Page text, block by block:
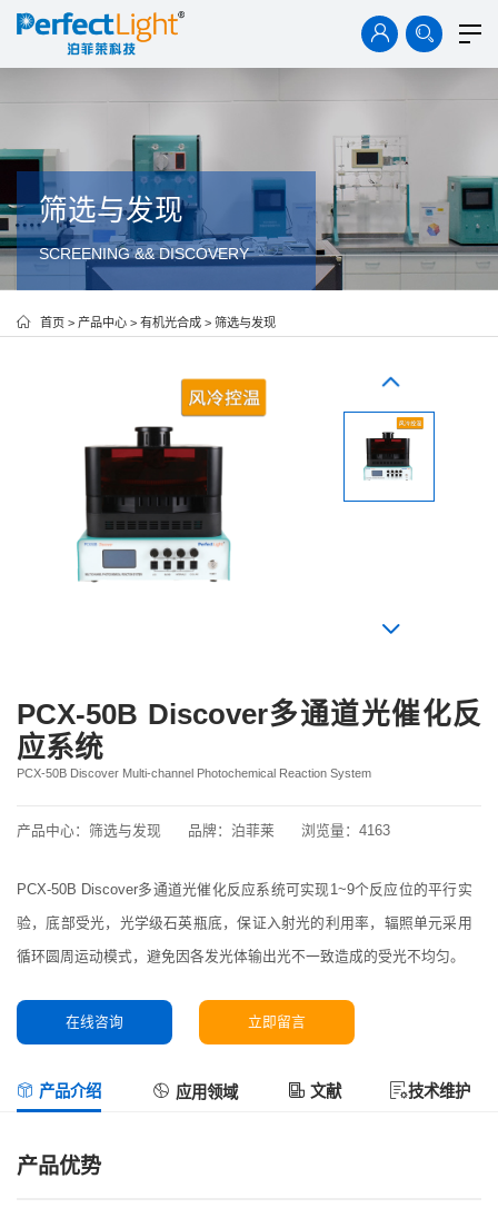
产品中心 解决方案 技术资料 案例中心
新闻中心 关于我们
筛选与发现
SCREENING && DISCOVERY
首页 > 产品中心 > 有机光合成 > 筛选与发现
PCX-50B Discover多通道光催化反
应系统
PCX-50B Discover Multi-channel Photochemical Reaction System
产品中心： 筛选与发现 品牌： 泊菲莱 浏览量： 4163
PCX-50B Discover多通道光催化反应系统可实现1~9个反应位的平行实
验，底部受光，光学级石英瓶底，保证入射光的利用率，辐照单元采用
循环圆周运动模式，避免因各发光体输出光不一致造成的受光不均匀。
在线咨询 立即留言
产品介绍 应用领域 文献 技术维护
产品优势